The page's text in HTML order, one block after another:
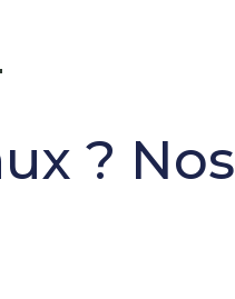
? Nos